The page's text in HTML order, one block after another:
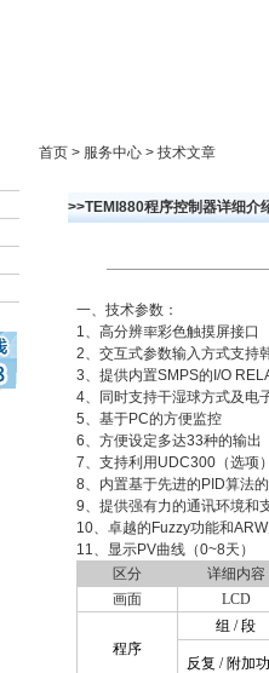
首页 > 服务中心 > 技术文章
>>TEMI880程序控制器详细介
一、技术参数：
1、高分辨率彩色触摸屏接口
2、交互式参数输入方式支持
3、提供内置SMPS的I/O
4、同时支持干湿球方式及电
5、基于PC的方便监控
6、方便设定多达33种的输出
7、支持利用UDC300（选项
8、内置基于先进的PID算法
9、提供强有力的通讯环境和
10、卓越的Fuzzy功能和
11、显示PV曲线（0~8天）
区分
详细内容
画面
LCD
程序
组 /段
反复 / 附加